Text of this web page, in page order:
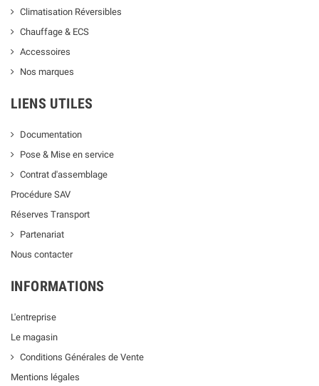
Climatisation Réversibles
Chauffage & ECS
Accessoires
Nos marques
LIENS UTILES
Documentation
Pose & Mise en service
Contrat d'assemblage
Procédure SAV
Réserves Transport
Partenariat
Nous contacter
INFORMATIONS
L'entreprise
Le magasin
Conditions Générales de Vente
Mentions légales